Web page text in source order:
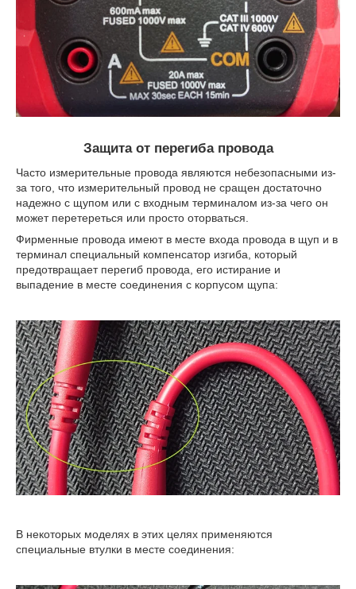
Защита от перегиба провода
Часто измерительные провода являются небезопасными из-
за того, что измерительный провод не сращен достаточно
надежно с щупом или с входным терминалом из-за чего он
может перетереться или просто оторваться.
Фирменные провода имеют в месте входа провода в щуп и в
терминал специальный компенсатор изгиба, который
предотвращает перегиб провода, его истирание и
выпадение в месте соединения с корпусом щупа:
В некоторых моделях в этих целях применяются
специальные втулки в месте соединения: